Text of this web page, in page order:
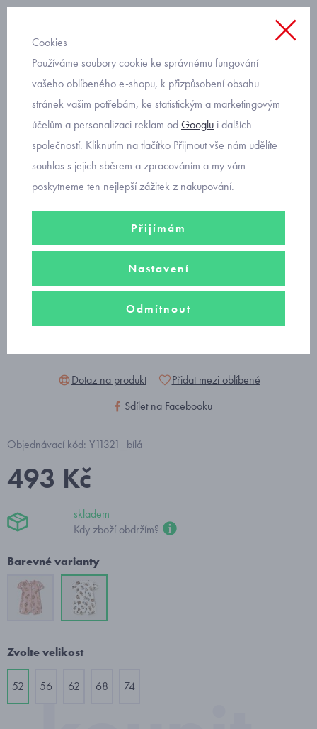
letní
kojenecký letní overal s
obrázky Mayoral 1754-86
Dotaz na produkt
Přidat mezi oblíbené
Sdílet na Facebooku
Objednávací kód: Y11321_bílá
493 Kč
skladem
Kdy zboží obdržím?
Barevné varianty
Zvolte velikost
52 56 62 68 74
Cookies
Používáme soubory cookie ke správnému fungování
vašeho oblíbeného e-shopu, k přizpůsobení obsahu
stránek vašim potřebám, ke statistickým a marketingovým
účelům a personalizaci reklam odGooglu i dalších
společností. Kliknutím na tlačítko Přijmout vše nám udělíte
souhlas s jejich sběrem a zpracováním a my vám
poskytneme ten nejlepší zážitek z nakupování.
Přijímám
Nastavení
Odmítnout